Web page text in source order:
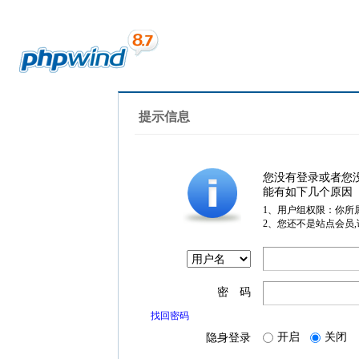
提示信息
您没有登录或者您
能有如下几个原因
1、用户组权限：你所
2、您还不是站点会员
密 码
找回密码
隐身登录 开启 关闭